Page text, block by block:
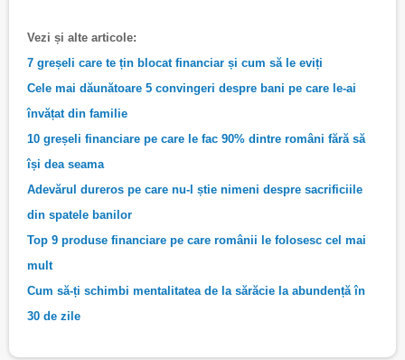
Vezi și alte articole:
7 greșeli care te țin blocat financiar și cum să le eviți
Cele mai dăunătoare 5 convingeri despre bani pe care le-ai
învățat din familie
10 greșeli financiare pe care le fac 90% dintre români fără să
își dea seama
Adevărul dureros pe care nu-l știe nimeni despre sacrificiile
din spatele banilor
Top 9 produse financiare pe care românii le folosesc cel mai
mult
Cum să-ți schimbi mentalitatea de la sărăcie la abundență în
30 de zile